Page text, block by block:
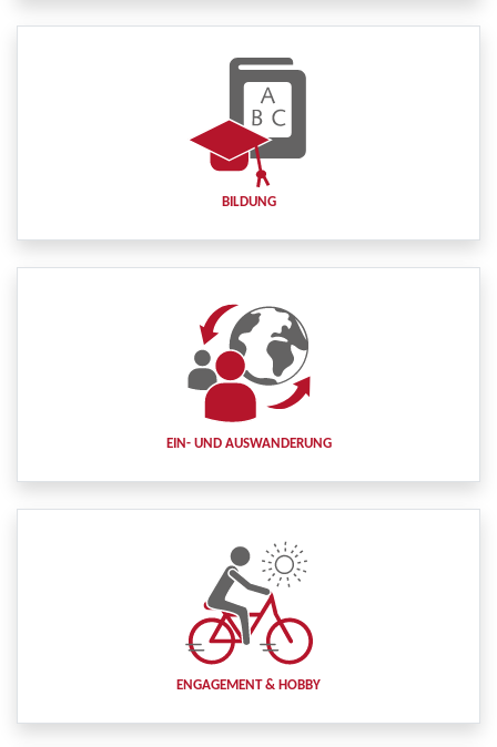
BILDUNG
EIN- UND AUSWANDERUNG
ENGAGEMENT & HOBBY